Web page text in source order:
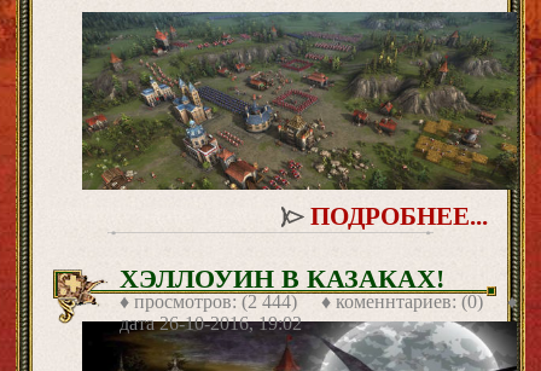
ПОДРОБНЕЕ...
ХЭЛЛОУИН В КАЗАКАХ!
♦ просмотров: (2 444) ♦ коменнтариев: (0) ♦
дата26-10-2016, 19:02